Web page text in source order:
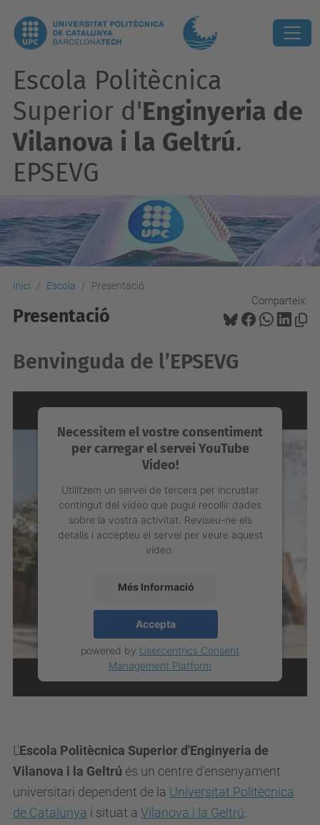
Escola Politècnica
Superior d'Enginyeria de
Vilanova i la Geltrú.
EPSEVG
Inici Escola Presentació
Comparteix:
Presentació
Benvinguda de l’EPSEVG
Necessitem el vostre consentiment
per carregar el servei YouTube
Video!
Utilitzem un servei de tercers per incrustar
contingut del vídeo que pugui recollir dades
sobre la vostra activitat. Reviseu-ne els
detalls i accepteu el servei per veure aquest
vídeo.
Més Informació
Accepta
powered by Usercentrics Consent
Management Platform
L'Escola Politècnica Superior d'Enginyeria de
Vilanova i la Geltrú és un centre d'ensenyament
universitari dependent de la Universitat Politècnica
de Catalunya i situat a Vilanova i la Geltrú